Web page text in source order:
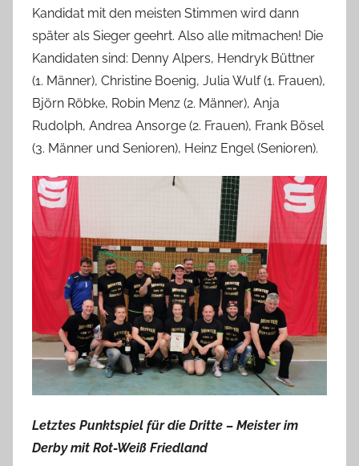
Kandidat mit den meisten Stimmen wird dann
später als Sieger geehrt. Also alle mitmachen! Die
Kandidaten sind: Denny Alpers, Hendryk Büttner
(1. Männer), Christine Boenig, Julia Wulf (1. Frauen),
Björn Röbke, Robin Menz (2. Männer), Anja
Rudolph, Andrea Ansorge (2. Frauen), Frank Bösel
(3. Männer und Senioren), Heinz Engel (Senioren).
Letztes Punktspiel für die Dritte – Meister im
Derby mit Rot-Weiß Friedland